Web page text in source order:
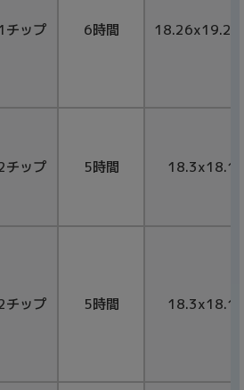
チップ 6時間
チップ 5時間
チップ 5時間